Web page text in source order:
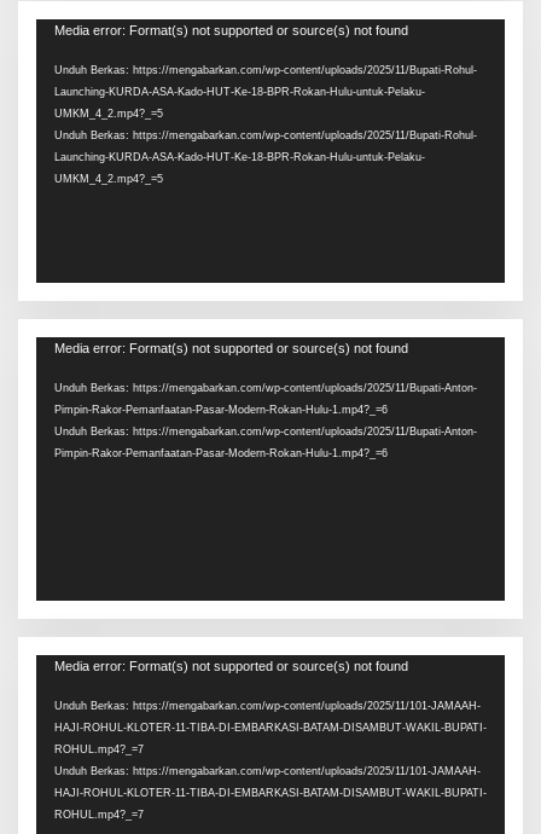
Pemutar
Media error: Format(s) not supported or source(s) not found
Unduh Berkas: https://mengabarkan.com/wp-content/uploads/2025/11/Bupati-Rohul-
Launching-KURDA-ASA-Kado-HUT-Ke-18-BPR-Rokan-Hulu-untuk-Pelaku-
UMKM_4_2.mp4?_=5
Unduh Berkas: https://mengabarkan.com/wp-content/uploads/2025/11/Bupati-Rohul-
Launching-KURDA-ASA-Kado-HUT-Ke-18-BPR-Rokan-Hulu-untuk-Pelaku-
UMKM_4_2.mp4?_=5
Pemutar
Media error: Format(s) not supported or source(s) not found
Unduh Berkas: https://mengabarkan.com/wp-content/uploads/2025/11/Bupati-Anton-
Pimpin-Rakor-Pemanfaatan-Pasar-Modern-Rokan-Hulu-1.mp4?_=6
Unduh Berkas: https://mengabarkan.com/wp-content/uploads/2025/11/Bupati-Anton-
Pimpin-Rakor-Pemanfaatan-Pasar-Modern-Rokan-Hulu-1.mp4?_=6
Pemutar
Media error: Format(s) not supported or source(s) not found
Unduh Berkas: https://mengabarkan.com/wp-content/uploads/2025/11/101-JAMAAH-
HAJI-ROHUL-KLOTER-11-TIBA-DI-EMBARKASI-BATAM-DISAMBUT-WAKIL-BUPATI-
ROHUL.mp4?_=7
Unduh Berkas: https://mengabarkan.com/wp-content/uploads/2025/11/101-JAMAAH-
HAJI-ROHUL-KLOTER-11-TIBA-DI-EMBARKASI-BATAM-DISAMBUT-WAKIL-BUPATI-
ROHUL.mp4?_=7